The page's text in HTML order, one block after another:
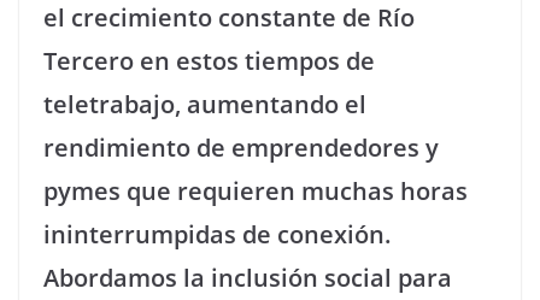
el crecimiento constante de Río
Tercero en estos tiempos de
teletrabajo, aumentando el
rendimiento de emprendedores y
pymes que requieren muchas horas
ininterrumpidas de conexión.
Abordamos la inclusión social para